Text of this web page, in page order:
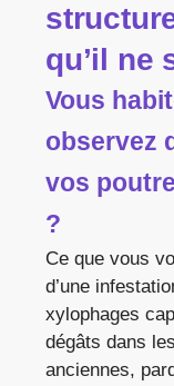
qu’il ne
Vous
observez
vos
?
Ce que vous
d’une
xylophages
dégâts dans
anciennes,